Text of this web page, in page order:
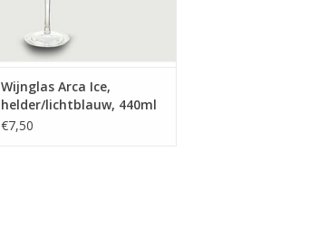
champagne fluitjes.
Vaatwasmachinebestendig
TOEVOEGEN AAN WINKELWAGEN
Wijnglas Arca Ice,
helder/lichtblauw, 440ml
€7,50